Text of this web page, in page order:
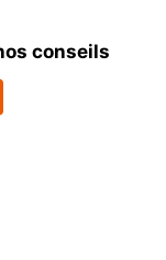
conseils